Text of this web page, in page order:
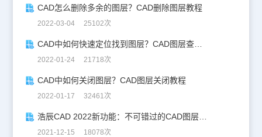
CAD怎么删除多余的图层？CAD删除图层教程
2022-03-04 25102次
CAD中如何快速定位找到图层？CAD图层查找技巧
2022-01-24 21718次
CAD中如何关闭图层？CAD图层关闭教程
2022-01-17 32461次
浩辰CAD 2022新功能：不可错过的CAD图层设置技巧！
2021-12-15 18078次